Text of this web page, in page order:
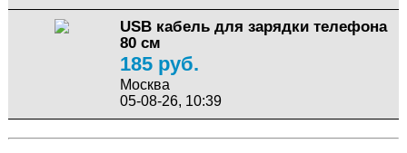
USB кабель для зарядки телефона
80 см
185 руб.
Москва
05-08-26, 10:39